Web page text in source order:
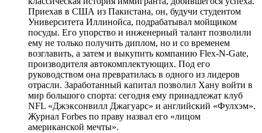
Приехав в США из Пакистана, он, будучи студентом
Университета Иллинойса, подрабатывал мойщиком
посуды. Его упорство и инженерный талант позволили
ему не только получить диплом, но и со временем
возглавить, а затем и выкупить компанию Flex-N-Gate,
производителя автокомплектующих. Под его
руководством она превратилась в одного из лидеров
отрасли. Заработанный капитал позволил Хану войти в
мир большого спорта: сегодня ему принадлежат клуб
NFL «Джэксонвилл Джагуарс» и английский «Фулхэм».
Журнал Forbes по праву назвал его «лицом
американской мечты».